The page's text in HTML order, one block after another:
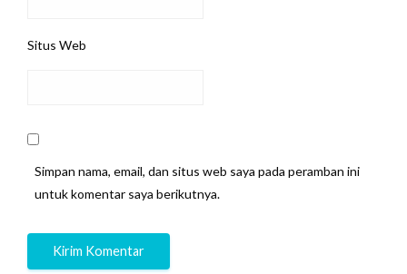
Situs Web
Simpan nama, email, dan situs web saya pada peramban ini
untuk komentar saya berikutnya.